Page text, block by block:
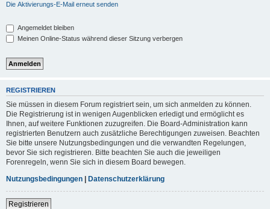
Die Aktivierungs-E-Mail erneut senden
Angemeldet bleiben
Meinen Online-Status während dieser Sitzung verbergen
REGISTRIEREN
Sie müssen in diesem Forum registriert sein, um sich anmelden zu können.
Die Registrierung ist in wenigen Augenblicken erledigt und ermöglicht es
Ihnen, auf weitere Funktionen zuzugreifen. Die Board-Administration kann
registrierten Benutzern auch zusätzliche Berechtigungen zuweisen. Beachten
Sie bitte unsere Nutzungsbedingungen und die verwandten Regelungen,
bevor Sie sich registrieren. Bitte beachten Sie auch die jeweiligen
Forenregeln, wenn Sie sich in diesem Board bewegen.
Nutzungsbedingungen | Datenschutzerklärung
Registrieren